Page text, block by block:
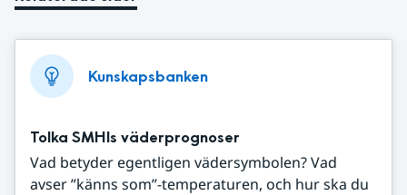
Kunskapsbanken
Tolka SMHIs väderprognoser
Vad betyder egentligen vädersymbolen? Vad
avser ”känns som”-temperaturen, och hur ska du